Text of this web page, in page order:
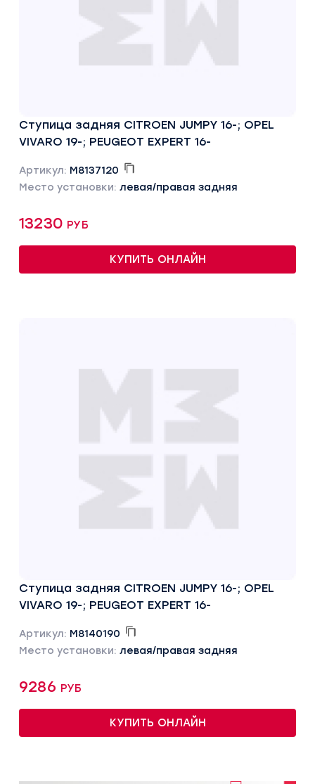
Ступица задняя CITROEN JUMPY 16-; OPEL
VIVARO 19-; PEUGEOT EXPERT 16-
Артикул: M8137120
Место установки: левая/правая задняя
13230 руб
КУПИТЬ ОНЛАЙН
Ступица задняя CITROEN JUMPY 16-; OPEL
VIVARO 19-; PEUGEOT EXPERT 16-
Артикул: M8140190
Место установки: левая/правая задняя
9286 руб
КУПИТЬ ОНЛАЙН